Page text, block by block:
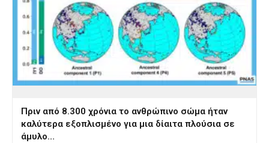
Πριν από 8.300 χρόνια το ανθρώπινο σώμα ήταν
καλύτερα εξοπλισμένο για μια δίαιτα πλούσια σε
άμυλο…